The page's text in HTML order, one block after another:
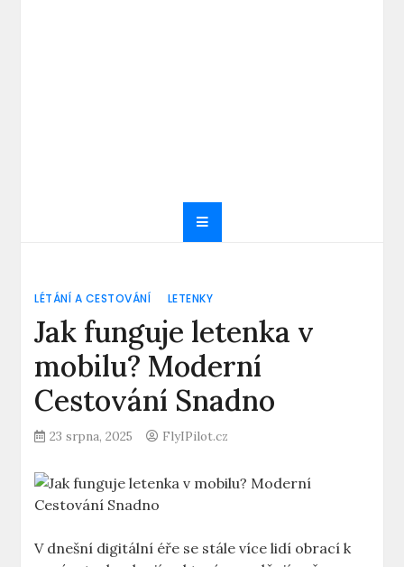
LÉTÁNÍ A CESTOVÁNÍ LETENKY
Jak funguje letenka v
mobilu? Moderní
Cestování Snadno
23 srpna, 2025 FlyIPilot.cz
V dnešní digitální éře se stále více lidí obrací k